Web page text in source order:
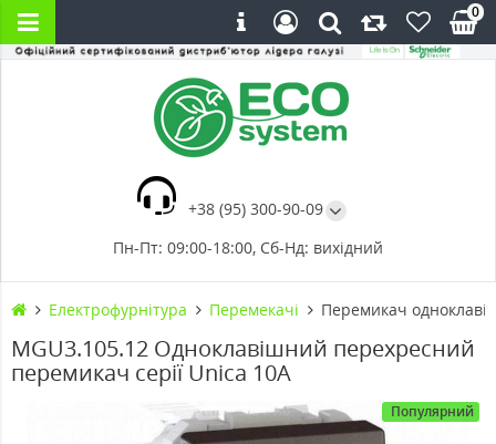
+38 (95) 300-90-09
Пн-Пт: 09:00-18:00, Сб-Нд: вихідний
0
Електрофурнітура Перемекачі Перемикач
MGU3.105.12 Одноклавішний перехресний
перемикач серії Unica 10А
Популярний